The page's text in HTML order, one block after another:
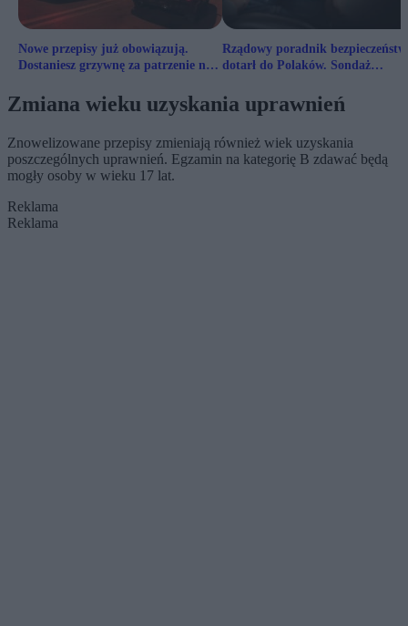
Nowe przepisy już obowiązują.
Dostaniesz grzywnę za patrzenie na
Rządowy poradnik
dotarł do Polaków. Sondaż
Zmiana wieku uzyskania uprawnień
Znowelizowane przepisy zmieniają również wiek uzyskania
poszczególnych uprawnień. Egzamin na kategorię B zdawać będą
mogły osoby w wieku 17 lat.
Reklama
Reklama